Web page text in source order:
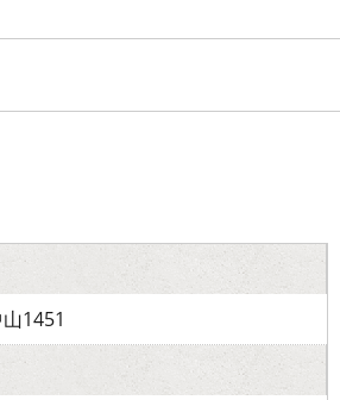
1451